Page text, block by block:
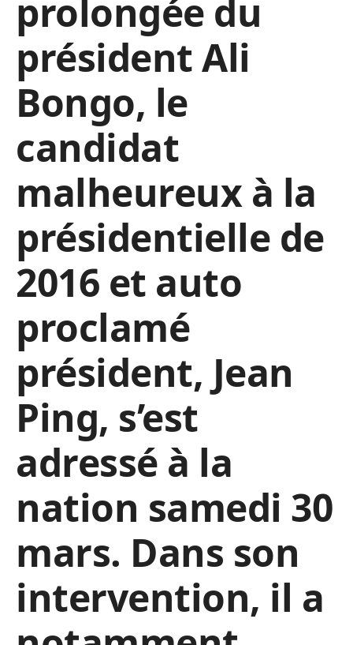
prolongée du
président Ali
Bongo, le
candidat
malheureux à la
présidentielle de
2016 et auto
proclamé
président, Jean
Ping, s’est
adressé à la
nation samedi 30
mars. Dans son
intervention, il a